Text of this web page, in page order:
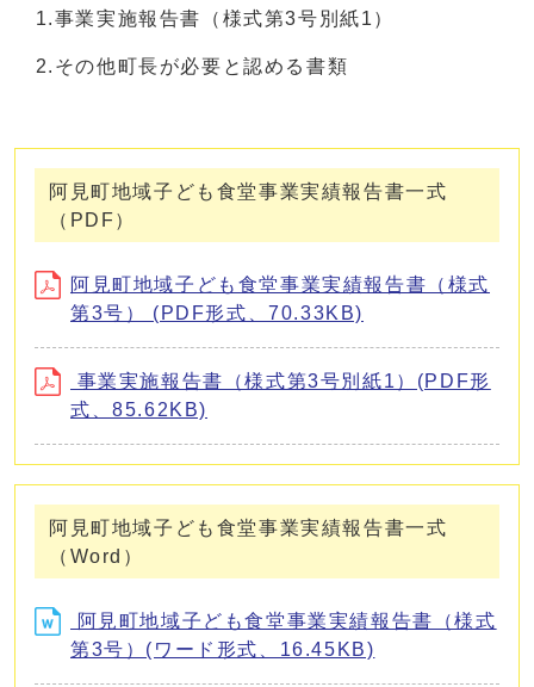
1.事業実施報告書（様式第3号別紙1）
2.その他町長が必要と認める書類
阿見町地域子ども食堂事業実績報告書一式
（PDF）
阿見町地域子ども食堂事業実績報告書（様式
第3号） (PDF形式、70.33KB)
事業実施報告書（様式第3号別紙1）(PDF形
式、85.62KB)
阿見町地域子ども食堂事業実績報告書一式
（Word）
阿見町地域子ども食堂事業実績報告書（様式
第3号）(ワード形式、16.45KB)